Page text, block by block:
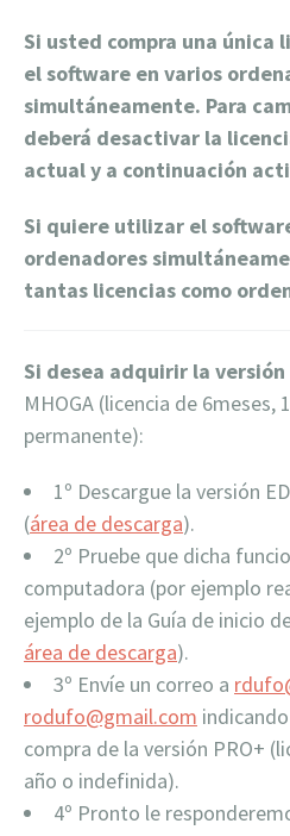
Si usted compra una
el software en varios
simultáneamente. Para
deberá desactivar la
actual y a continuación
Si quiere utilizar el
ordenadores
tantas licencias como
Si desea adquirir la versión
MHOGA (licencia de 6meses,
permanente):
1º Descargue la versión
(área de descarga).
2º Pruebe que dicha
computadora (por ejemplo
ejemplo de la Guía de inicio
área de descarga).
3º Envíe un correo a
rodufo@gmail.com
compra de la versión PRO+
año o indefinida).
4º Pronto le